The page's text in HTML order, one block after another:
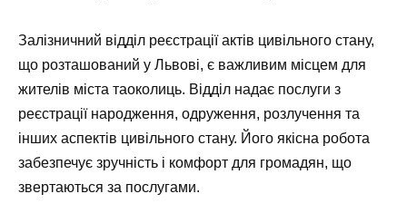
Залізничний відділ реєстрації актів цивільного стану,
що розташований у Львові, є важливим місцем для
жителів міста таоколиць. Відділ надає послуги з
реєстрації народження, одруження, розлучення та
інших аспектів цивільного стану. Його якісна робота
забезпечує зручність і комфорт для громадян, що
звертаються за послугами.